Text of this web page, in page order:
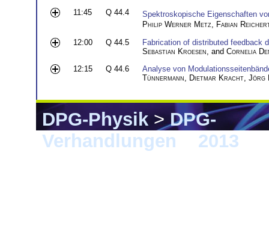
11:45
Q 44.4
Spektroskopische Eigenschaften
Philip Werner Metz, Fabian
12:00
Q 44.5
Fabrication of distributed feedback
Sebastian Kroesen , and Cornelia
12:15
Q 44.6
Analyse von
Tünnermann
Dietmar Kracht Jörg
DPG-Physik>DPG-
Verhandlungen
2013